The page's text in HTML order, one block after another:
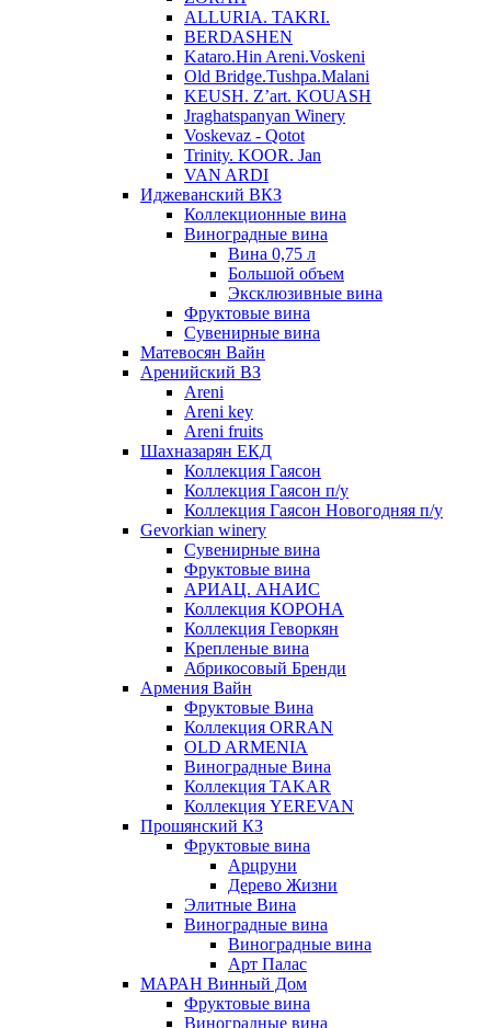
ALLURIA. TAKRI.
BERDASHEN
Kataro.Hin Areni.Voskeni
Old Bridge.Tushpa.Malani
KEUSH. Z’art. KOUASH
Jraghatspanyan Winery
Voskevaz - Qotot
Trinity. KOOR. Jan
VAN ARDI
Иджеванский ВКЗ
Коллекционные вина
Виноградные вина
Вина 0,75 л
Большой объем
Эксклюзивные вина
Фруктовые вина
Cувенирные вина
Матевосян Вайн
Аренийский ВЗ
Areni
Areni key
Areni fruits
Шахназарян ЕКД
Коллекция Гаясон
Коллекция Гаясон п/у
Коллекция Гаясон Новогодняя п/у
Gevorkian winery
Сувенирные вина
Фруктовые вина
АРИАЦ. АНАИС
Коллекция КОРОНА
Коллекция Геворкян
Крепленые вина
Абрикосовый Бренди
Армения Вайн
Фруктовые Вина
Коллекция ORRAN
OLD ARMENIA
Виноградные Вина
Коллекция TAKAR
Коллекция YEREVAN
Прошянский КЗ
Фруктовые вина
Арцруни
Дерево Жизни
Элитные Вина
Виноградные вина
Виноградные вина
Арт Палас
МАРАН Винный Дом
Фруктовые вина
Виноградные вина